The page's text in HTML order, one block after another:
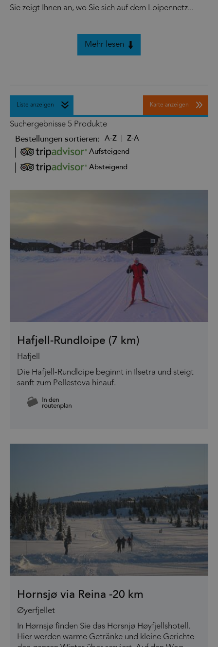
Sie zeigt Ihnen an, wo Sie sich auf dem Loipennetz...
Mehr lesen
Liste anzeigen Karte anzeigen
Suchergebnisse 5 Produkte
Bestellungen sortieren: A-Z
Z-A
Aufsteigend
Absteigend
Hafjell-Rundloipe (7 km)
Hafjell
Die Hafjell-Rundloipe beginnt in Ilsetra und steigt
sanft zum Pellestova hinauf.
Hornsjø via Reina -20 km
Øyerfjellet
In Hørnsjø finden Sie das Horsnjø Høyfjellshotell.
Hier werden warme Getränke und kleine Gerichte